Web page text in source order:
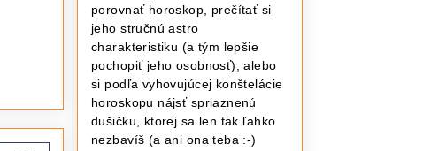
porovnať horoskop, prečítať si
jeho stručnú astro
charakteristiku (a tým lepšie
pochopiť jeho osobnosť), alebo
si podľa vyhovujúcej konštelácie
horoskopu nájsť spriaznenú
dušičku, ktorej sa len tak ľahko
nezbavíš (a ani ona teba :-)